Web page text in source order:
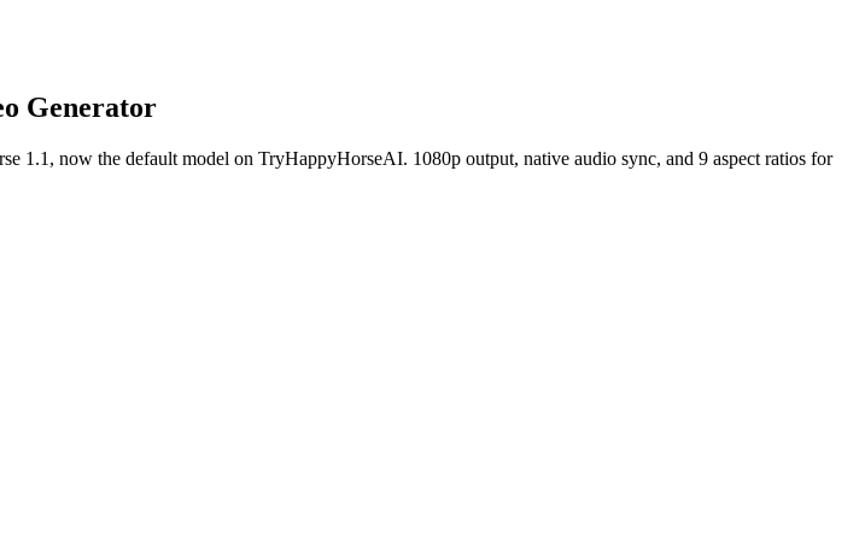
Generator
1.1, now the default model on TryHappyHorseAI. 1080p output, native audio sync, and 9 aspect ratios for